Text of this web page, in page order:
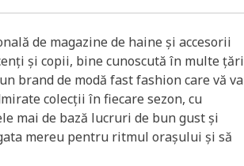
de magazine de haine și accesorii
și copii, bine cunoscută în multe țări
brand de modă fast fashion care vă va
colecții în fiecare sezon, cu
mai de bază lucruri de bun gust și
mereu pentru ritmul orașului și să